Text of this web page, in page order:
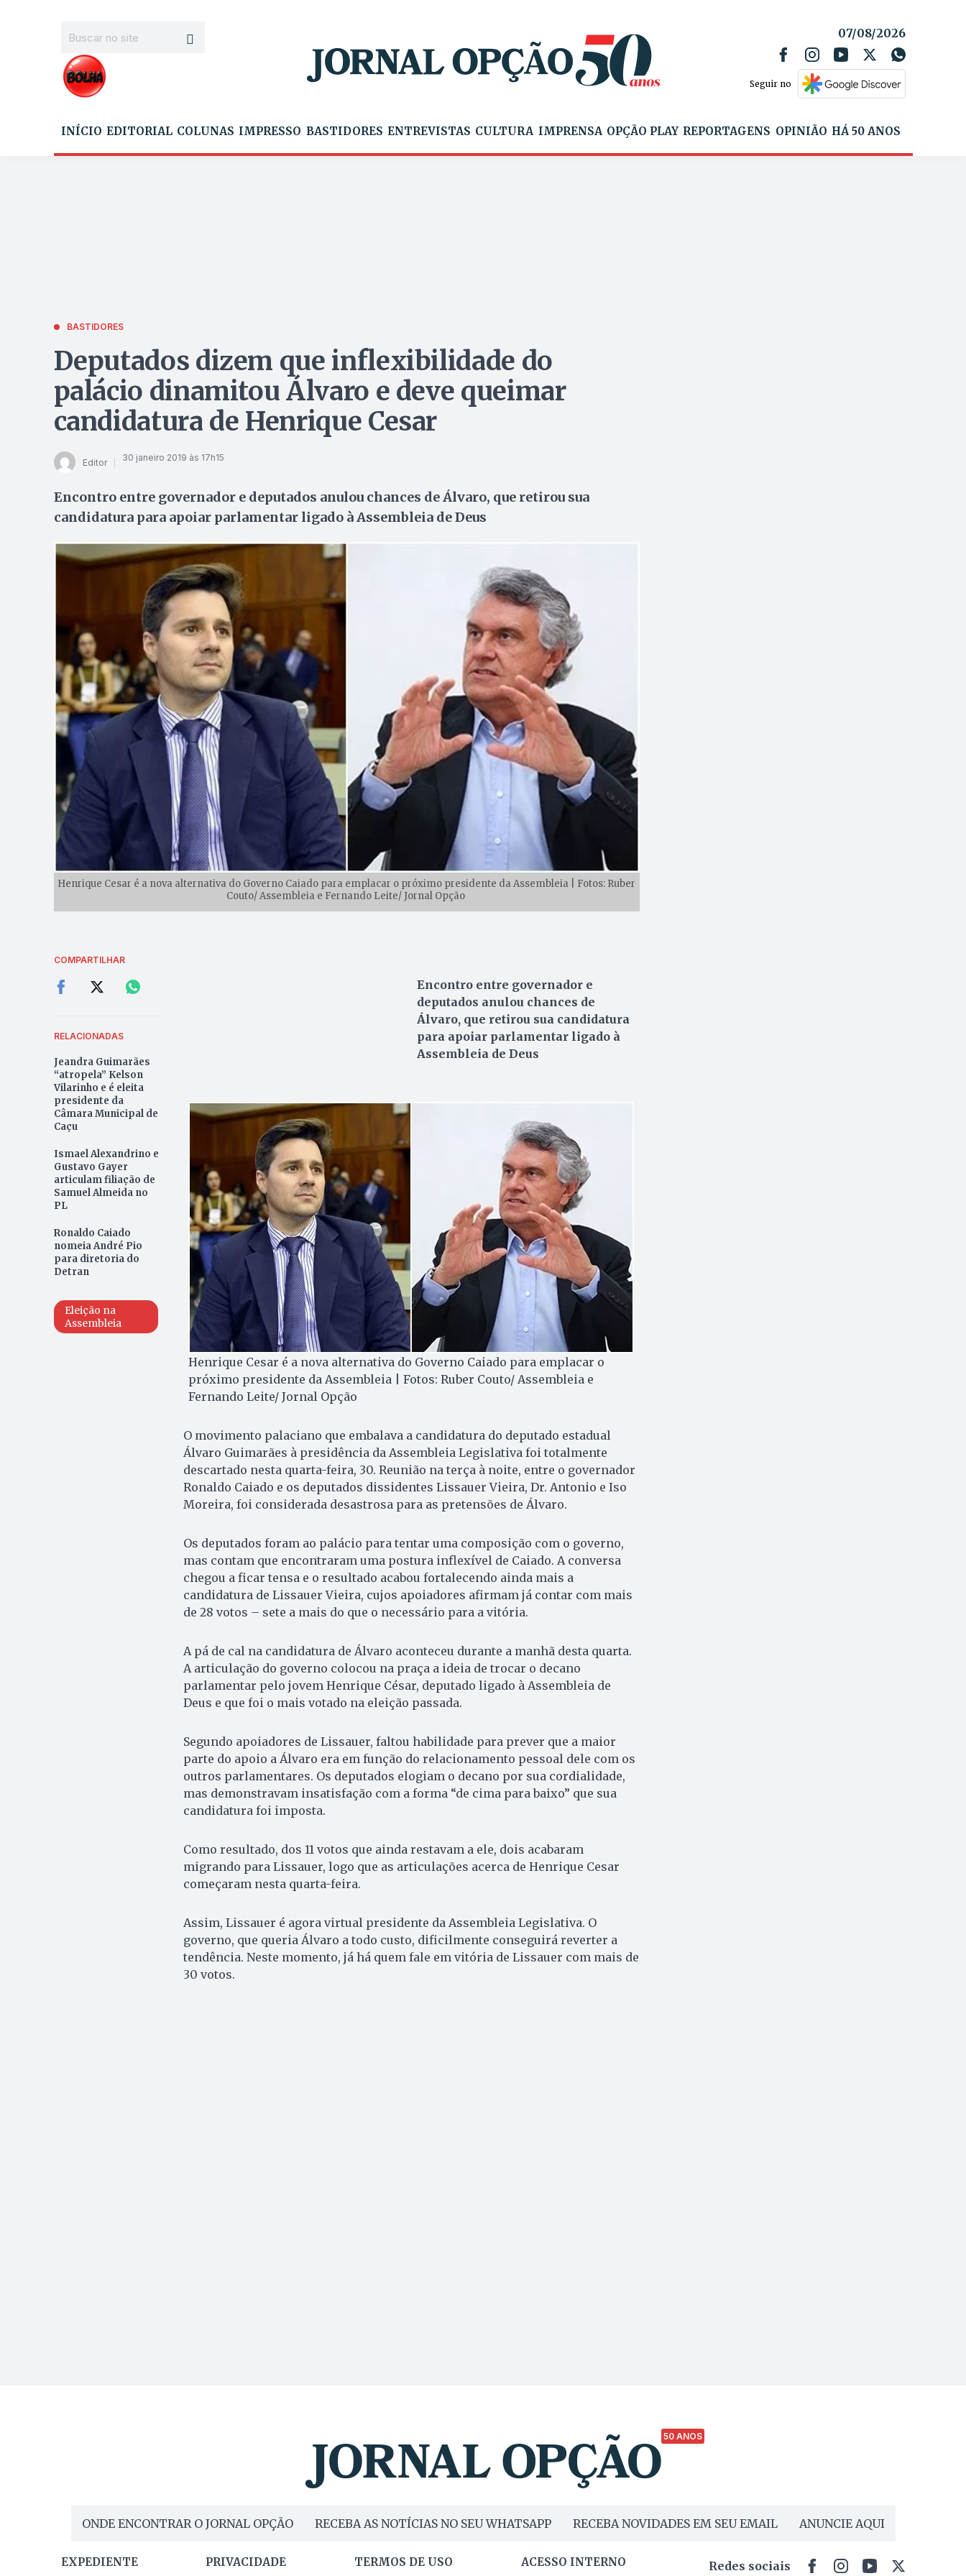
07/08/2026
Seguir no
INÍCIO EDITORIAL COLUNAS IMPRESSO BASTIDORES ENTREVISTAS CULTURA IMPRENSA OPÇÃO PLAY REPORTAGENS OPINIÃO HÁ 50 ANOS
BASTIDORES
Deputados dizem que inflexibilidade do
palácio dinamitou Álvaro e deve queimar
candidatura de Henrique Cesar
Editor 30 janeiro 2019 às 17h15
Encontro entre governador e deputados anulou chances de Álvaro, que retirou sua
candidatura para apoiar parlamentar ligado à Assembleia de Deus
Henrique Cesar é a nova alternativa do Governo Caiado para emplacar o próximo presidente da Assembleia | Fotos: Ruber
Couto/ Assembleia e Fernando Leite/ Jornal Opção
COMPARTILHAR
RELACIONADAS
Jeandra Guimarães
“atropela” Kelson
Vilarinho e é eleita
presidente da
Câmara Municipal de
Caçu
Ismael Alexandrino e
Gustavo Gayer
articulam filiação de
Samuel Almeida no
PL
Ronaldo Caiado
nomeia André Pio
para diretoria do
Detran
Eleição na
Assembleia
Encontro entre governador e
deputados anulou chances de
Álvaro, que retirou sua candidatura
para apoiar parlamentar ligado à
Assembleia de Deus
Henrique Cesar é a nova alternativa do Governo Caiado para emplacar o
próximo presidente da Assembleia | Fotos: Ruber Couto/ Assembleia e
Fernando Leite/ Jornal Opção
O movimento palaciano que embalava a candidatura do deputado estadual
Álvaro Guimarães à presidência da Assembleia Legislativa foi totalmente
descartado nesta quarta-feira, 30. Reunião na terça à noite, entre o governador
Ronaldo Caiado e os deputados dissidentes Lissauer Vieira, Dr. Antonio e Iso
Moreira, foi considerada desastrosa para as pretensões de Álvaro.
Os deputados foram ao palácio para tentar uma composição com o governo,
mas contam que encontraram uma postura inflexível de Caiado. A conversa
chegou a ficar tensa e o resultado acabou fortalecendo ainda mais a
candidatura de Lissauer Vieira, cujos apoiadores afirmam já contar com mais
de 28 votos – sete a mais do que o necessário para a vitória.
A pá de cal na candidatura de Álvaro aconteceu durante a manhã desta quarta.
A articulação do governo colocou na praça a ideia de trocar o decano
parlamentar pelo jovem Henrique César, deputado ligado à Assembleia de
Deus e que foi o mais votado na eleição passada.
Segundo apoiadores de Lissauer, faltou habilidade para prever que a maior
parte do apoio a Álvaro era em função do relacionamento pessoal dele com os
outros parlamentares. Os deputados elogiam o decano por sua cordialidade,
mas demonstravam insatisfação com a forma “de cima para baixo” que sua
candidatura foi imposta.
Como resultado, dos 11 votos que ainda restavam a ele, dois acabaram
migrando para Lissauer, logo que as articulações acerca de Henrique Cesar
começaram nesta quarta-feira.
Assim, Lissauer é agora virtual presidente da Assembleia Legislativa. O
governo, que queria Álvaro a todo custo, dificilmente conseguirá reverter a
tendência. Neste momento, já há quem fale em vitória de Lissauer com mais de
30 votos.
50 ANOS
ONDE ENCONTRAR O JORNAL OPÇÃO RECEBA AS NOTÍCIAS NO SEU WHATSAPP RECEBA NOVIDADES EM SEU EMAIL ANUNCIE AQUI
EXPEDIENTE PRIVACIDADE TERMOS DE USO ACESSO INTERNO Redes sociais